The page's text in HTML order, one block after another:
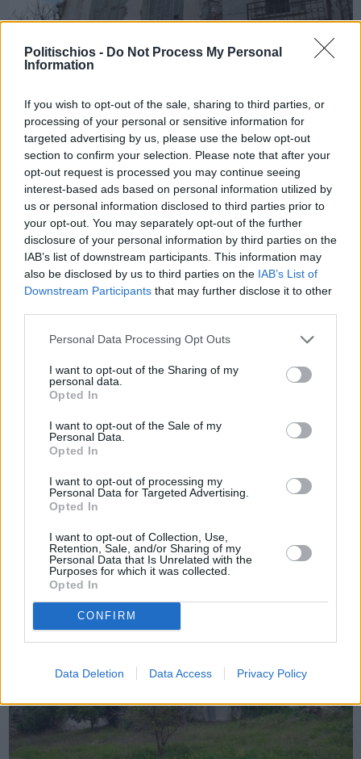
Politischios - Do Not Process My Personal
Information
If you wish to opt-out of the sale, sharing to third parties, or
processing of your personal or sensitive information for
targeted advertising by us, please use the below opt-out
section to confirm your selection. Please note that after your
opt-out request is processed you may continue seeing
interest-based ads based on personal information utilized by
us or personal information disclosed to third parties prior to
your opt-out. You may separately opt-out of the further
disclosure of your personal information by third parties on the
IAB’s list of downstream participants. This information may
also be disclosed by us to third parties on the IAB’s List of
Downstream Participants that may further disclose it to other
Personal Data Processing Opt Outs
I want to opt-out of the Sharing of my
personal data.
Opted In
I want to opt-out of the Sale of my
Personal Data.
Opted In
I want to opt-out of processing my
Personal Data for Targeted Advertising.
Opted In
I want to opt-out of Collection, Use,
Retention, Sale, and/or Sharing of my
Personal Data that Is Unrelated with the
Purposes for which it was collected.
Opted In
CONFIRM
Data Deletion Data Access Privacy Policy
Πριν 3 χρόνια
Τα ετοιμόρροπα κτίρια και η ιστορία του τόπου μας
Πριν 4 χρόνια
Βολισσός - Αγνοούν επικίνδυνο κτίσμα εδώ και 3 χρόνια